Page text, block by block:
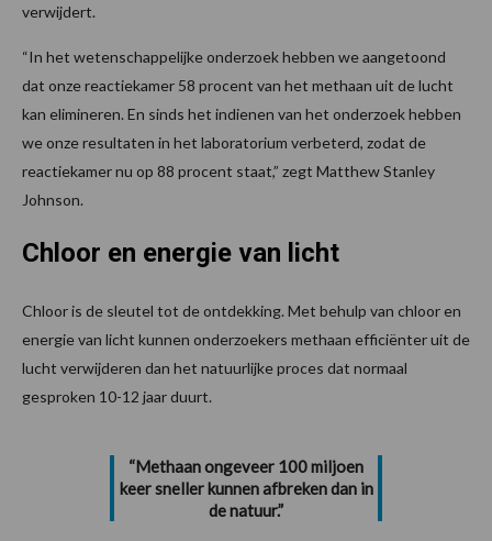
verwijdert.
“In het wetenschappelijke onderzoek hebben we aangetoond
dat onze reactiekamer 58 procent van het methaan uit de lucht
kan elimineren. En sinds het indienen van het onderzoek hebben
we onze resultaten in het laboratorium verbeterd, zodat de
reactiekamer nu op 88 procent staat,” zegt Matthew Stanley
Johnson.
Chloor en energie van licht
Chloor is de sleutel tot de ontdekking. Met behulp van chloor en
energie van licht kunnen onderzoekers methaan efficiënter uit de
lucht verwijderen dan het natuurlijke proces dat normaal
gesproken 10-12 jaar duurt.
“Methaan ongeveer 100 miljoen
keer sneller kunnen afbreken dan in
de natuur.”